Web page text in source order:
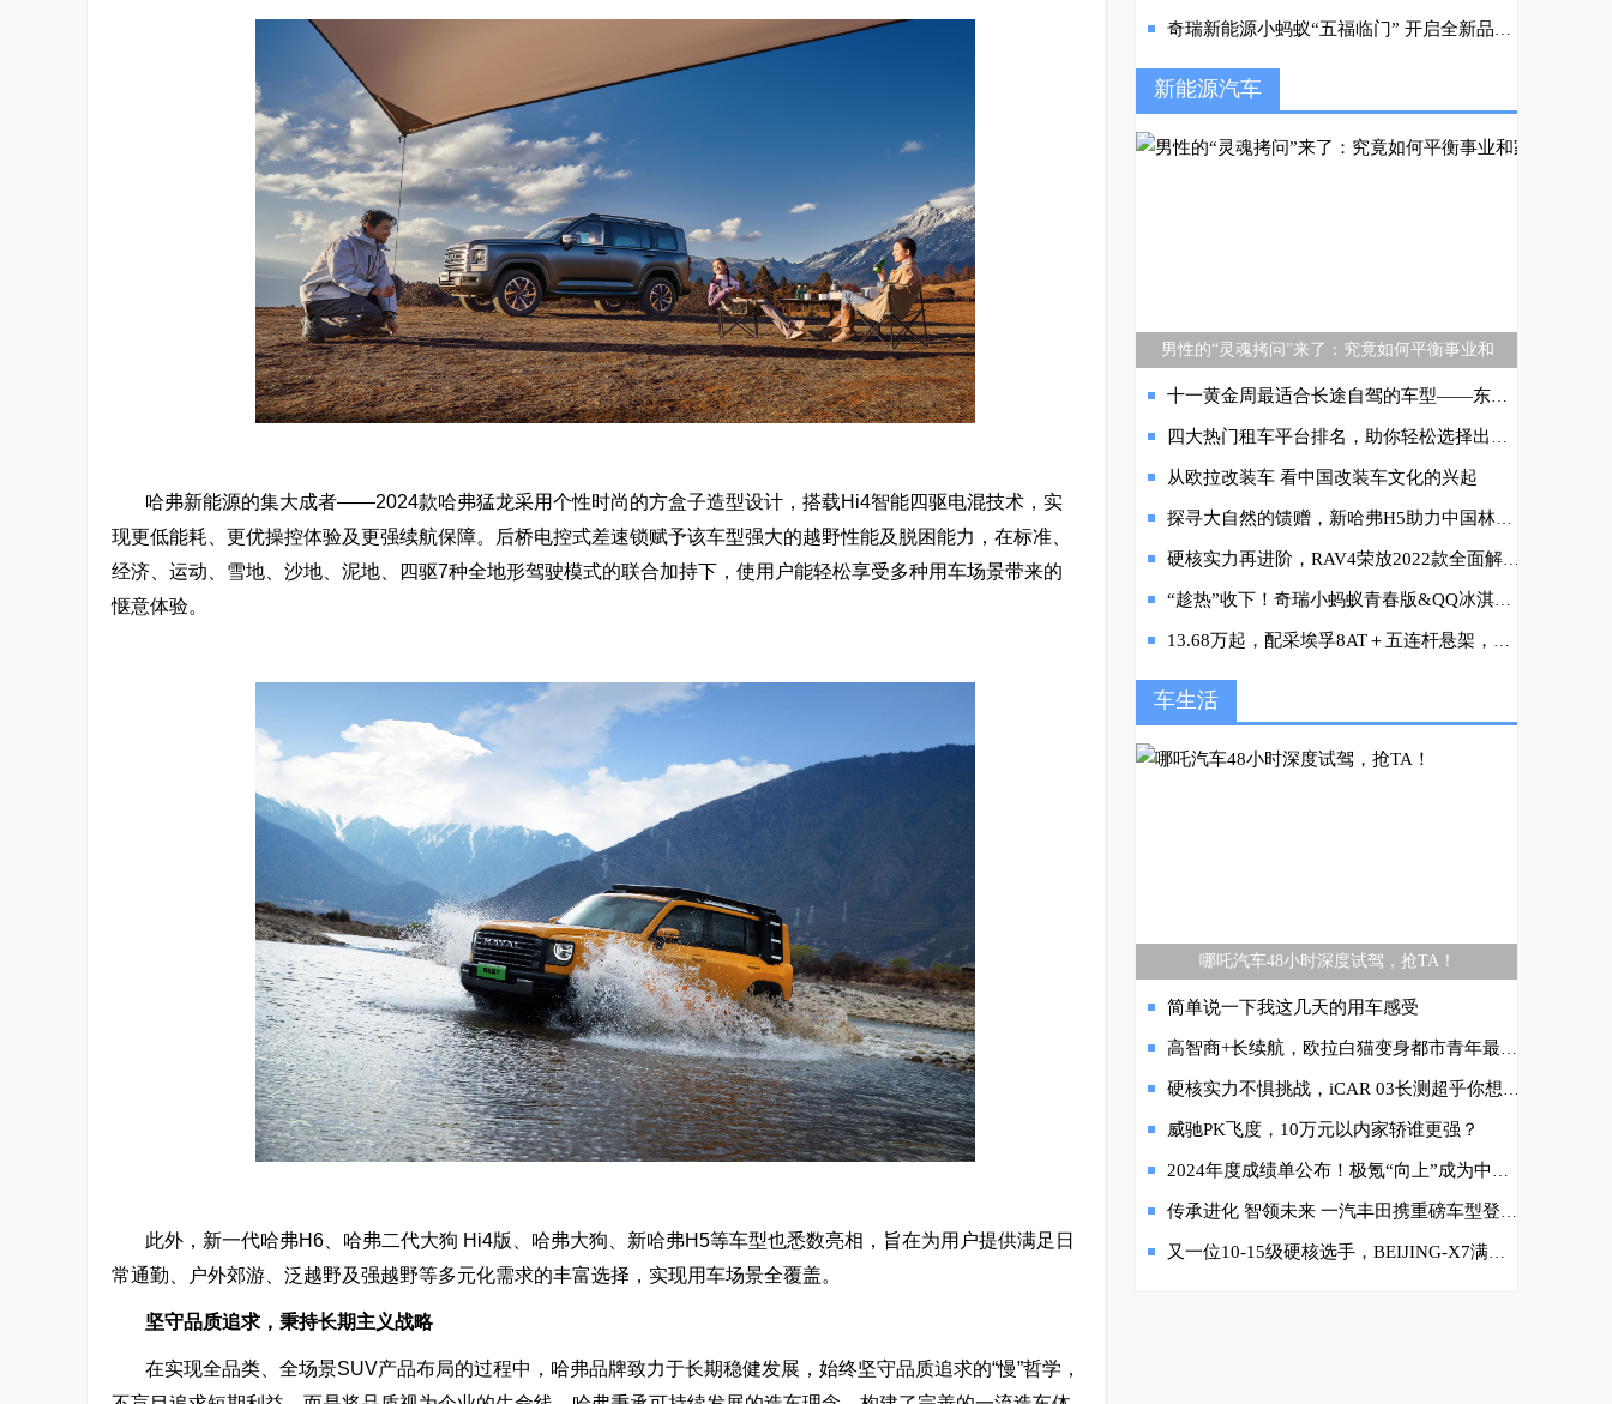
哈弗新能源的集大成者——2024款哈弗猛龙采用个性时尚的方盒子造型设计，搭载Hi4智能四驱电混技术，实
现更低能耗、更优操控体验及更强续航保障。后桥电控式差速锁赋予该车型强大的越野性能及脱困能力，在标准、
经济、运动、雪地、沙地、泥地、四驱7种全地形驾驶模式的联合加持下，使用户能轻松享受多种用车场景带来的
惬意体验。
此外，新一代哈弗H6、哈弗二代大狗 Hi4版、哈弗大狗、新哈弗H5等车型也悉数亮相，旨在为用户提供满足日
常通勤、户外郊游、泛越野及强越野等多元化需求的丰富选择，实现用车场景全覆盖。
坚守品质追求，秉持长期主义战略
在实现全品类、全场景SUV产品布局的过程中，哈弗品牌致力于长期稳健发展，始终坚守品质追求的“慢”哲学，
奇瑞新能源小蚂蚁“五福临门” 开启全新品质出行
新能源汽车
男性的“灵魂拷问”来了：究竟如何平衡事业和
十一黄金周最适合长途自驾的车型——东本英仕派e:PHEV
四大热门租车平台排名，助你轻松选择出行好帮手
从欧拉改装车 看中国改装车文化的兴起
探寻大自然的馈赠，新哈弗H5助力中国林科院内蒙古科考
硬核实力再进阶，RAV4荣放2022款全面解析
“趁热”收下！奇瑞小蚂蚁青春版&QQ冰淇淋青春版带你纵享清凉一夏
13.68万起，配采埃孚8AT＋五连杆悬架，你能相信它是台皮卡？
车生活
哪吒汽车48小时深度试驾，抢TA！
简单说一下我这几天的用车感受
高智商+长续航，欧拉白猫变身都市青年最佳出行拍档
硬核实力不惧挑战，iCAR 03长测超乎你想象
威驰PK飞度，10万元以内家轿谁更强？
2024年度成绩单公布！极氪“向上”成为中国豪华纯电年度销冠
传承进化 智领未来 一汽丰田携重磅车型登陆上海车展
又一位10-15级硬核选手，BEIJING-X7满足挑剔的90后需求？